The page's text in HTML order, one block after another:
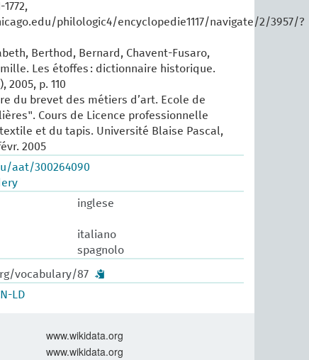
philologic4/encyclopedie1117/navigate/2/3957/?
Berthod, Bernard, Chavent-Fusaro,
Les étoffes : dictionnaire historique.
2005, p. 110
du brevet des métiers d’art. Ecole de
Cours de Licence professionnelle
et du tapis. Université Blaise Pascal,
2005
aat/300264090
inglese
italiano
spagnolo
vocabulary/87
LD
www.wikidata.org
www.wikidata.org